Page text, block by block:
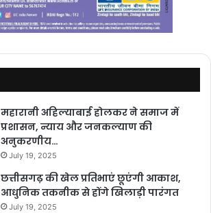
महारानी अहिल्याबाई होलकर ने समाज में
प्रशासन, न्याय और जनकल्याण की
अनुकरणीय…
July 19, 2025
छत्तीसगढ़ की खेल प्रतिभाएं छूएंगी आकाश,
आधुनिक तकनीक से होंगे खिलाड़ी पारंगत
July 19, 2025